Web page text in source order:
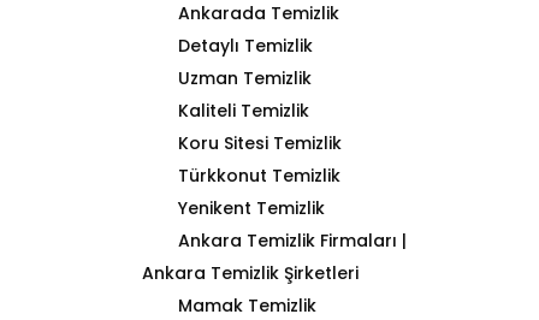
Ankarada Temizlik
Detaylı Temizlik
Uzman Temizlik
Kaliteli Temizlik
Koru Sitesi Temizlik
Türkkonut Temizlik
Yenikent Temizlik
Ankara Temizlik Firmaları |
Ankara Temizlik Şirketleri
Mamak Temizlik